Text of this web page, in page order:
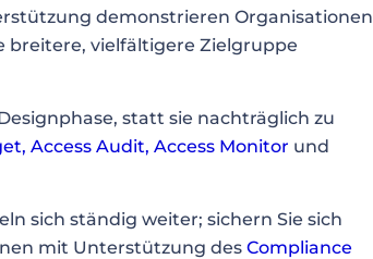
demonstrieren Organisationen
breitere, vielfältigere Zielgruppe
statt sie nachträglich zu
, Access Audit, Access Monitor und
sich ständig weiter; sichern Sie sich
mit Unterstützung des Compliance